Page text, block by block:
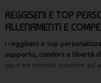
REGGISENI E TOP
ALLENAMENTI E
I reggiseni e top
supporto, comfort e libertà
gare ed attività sportive ad